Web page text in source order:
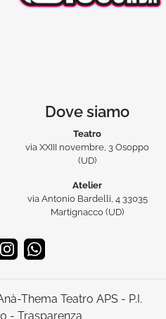
Dove siamo
Teatro
via XXIII novembre, 3 Osoppo
(UD)
Atelier
via Antonio Bardelli, 4 33035
Martignacco (UD)
Thema Teatro APS - P.I.
- Trasparenza